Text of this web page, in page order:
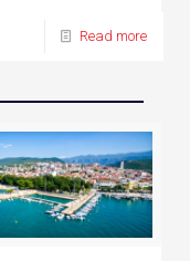
Read more